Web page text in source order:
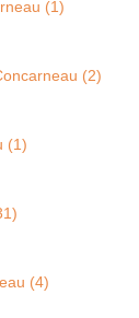
(1)
(2)
(1)
(4)